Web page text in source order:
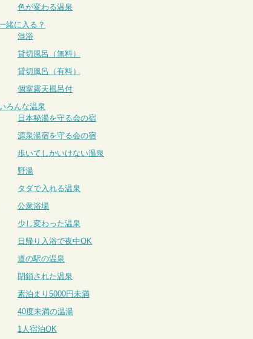
色が変わる温泉
緒に入る？
混浴
貸切風呂（無料）
貸切風呂（有料）
個室露天風呂付
ろんな温泉
日本秘湯を守る会の宿
源泉湯宿を守る会の宿
歩いてしかいけない温泉
野湯
タダで入れる温泉
公衆浴場
少し変わった温泉
日帰り入浴で夜中OK
道の駅の温泉
閉鎖された温泉
素泊まり5000円未満
40度未満の温湯
1人宿泊OK